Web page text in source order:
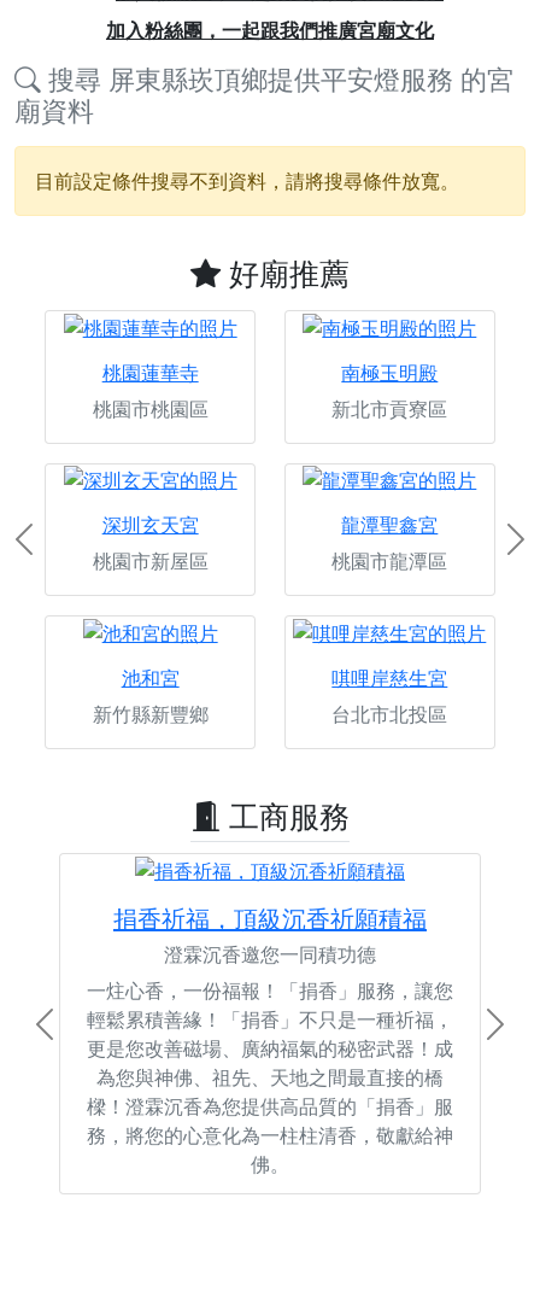
加入粉絲團，一起跟我們推廣宮廟文化
Previous
搜尋 屏東縣崁頂鄉提供平安燈服務 的宮
廟資料
目前設定條件搜尋不到資料，請將搜尋條件放寬。
好廟推薦
桃園蓮華寺
桃園市桃園區
南極玉明殿
新北市貢寮區
深圳玄天宮
桃園市新屋區
龍潭聖鑫宮
桃園市龍潭區
池和宮
新竹縣新豐鄉
唭哩岸慈生宮
台北市北投區
Previous
工商服務
捐香祈福，頂級沉香祈願積福
澄霖沉香邀您一同積功德
一炷心香，一份福報！「捐香」服務，讓您
輕鬆累積善緣！「捐香」不只是一種祈福，
更是您改善磁場、廣納福氣的秘密武器！成
為您與神佛、祖先、天地之間最直接的橋
樑！澄霖沉香為您提供高品質的「捐香」服
務，將您的心意化為一柱柱清香，敬獻給神
佛。
Previous Next